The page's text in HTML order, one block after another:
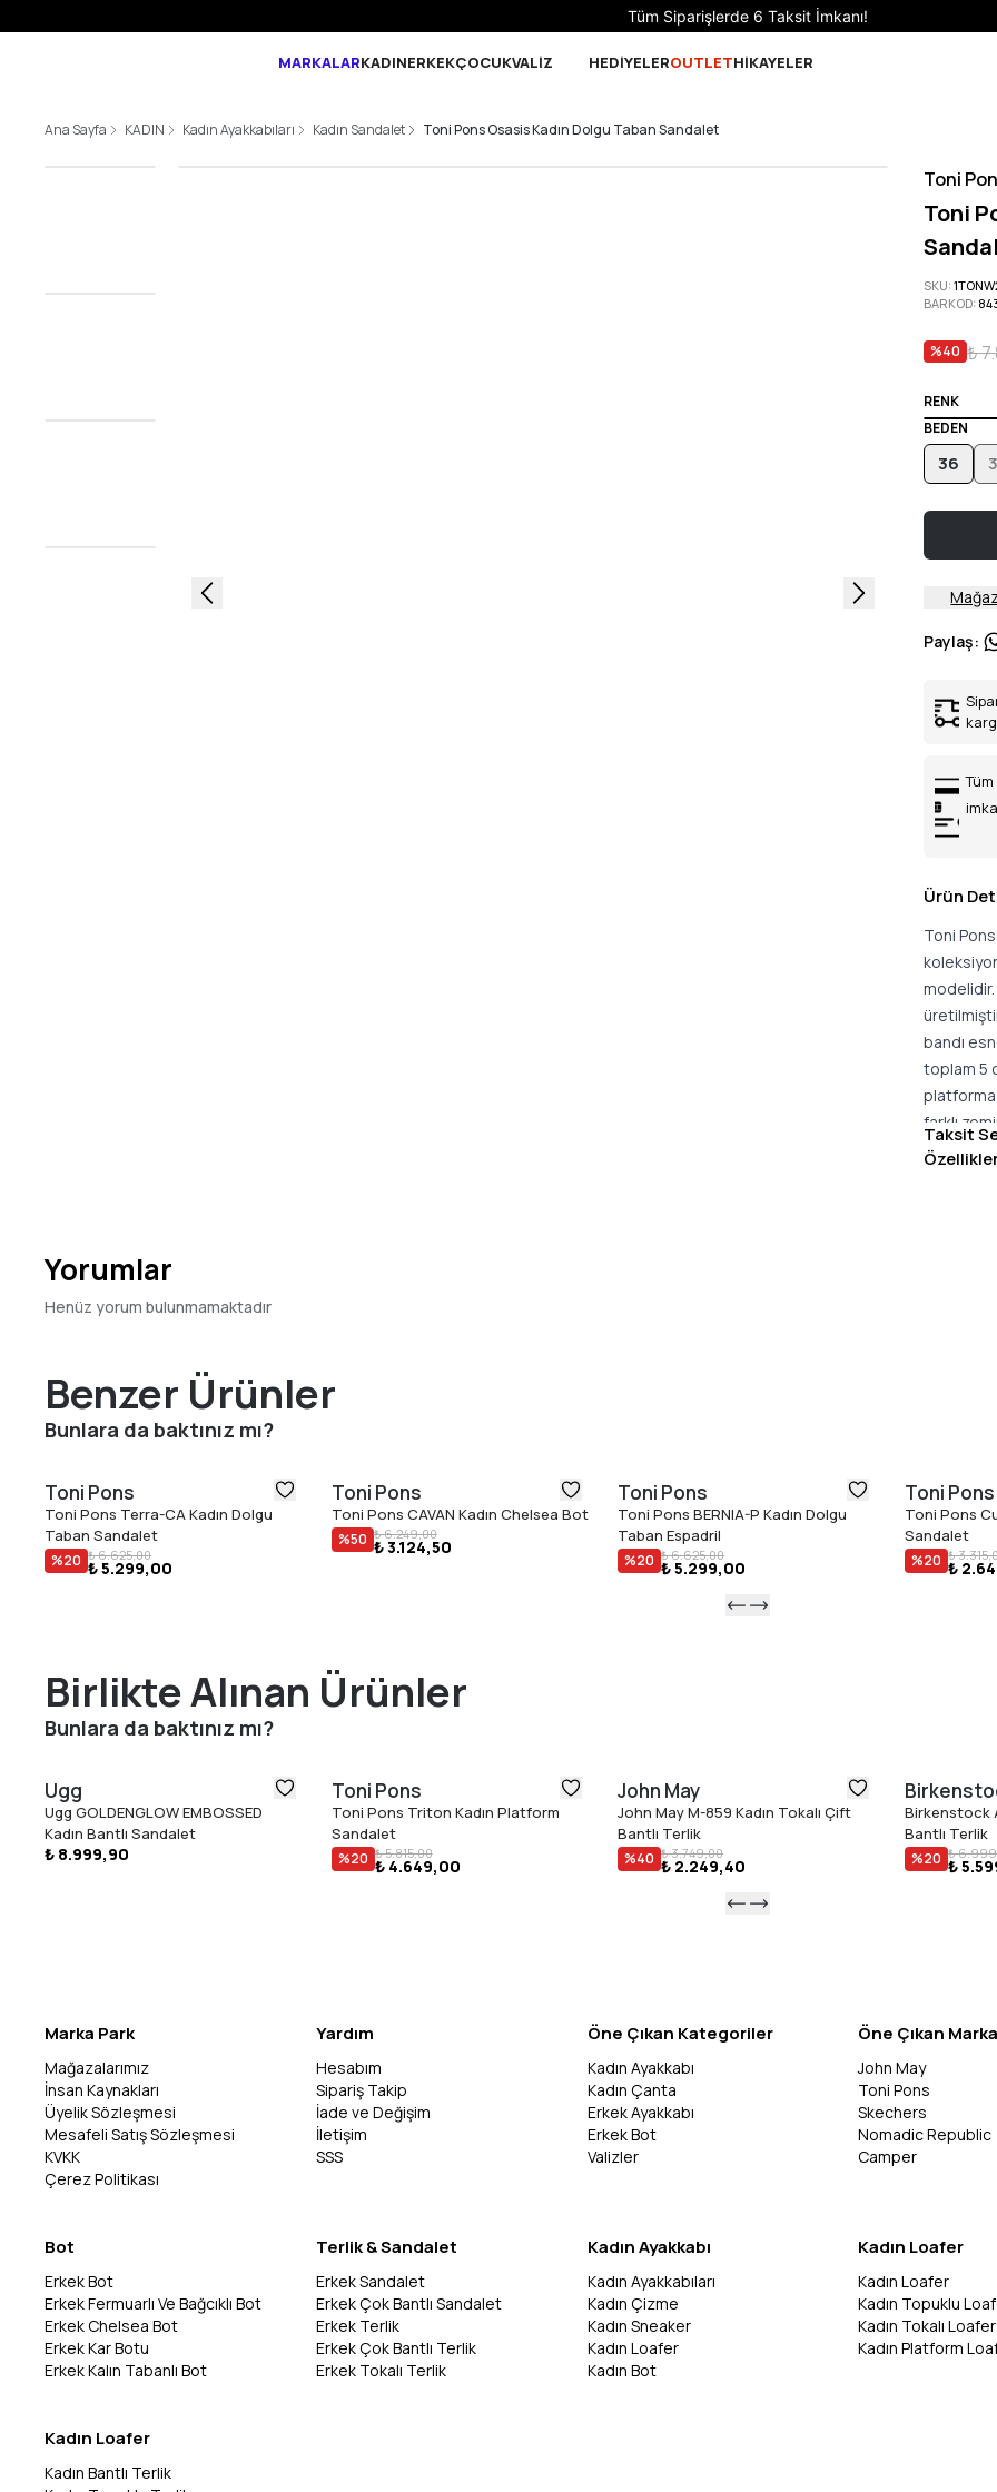
Sepette 10.000 ₺ ve üzeri Ücretsiz Kargo!
MARKALARKADINERKEKÇOCUKVALİZ HEDİYELEROUTLETHİKAYELER
Ana Sayfa KADIN Kadın Ayakkabıları Kadın Sandalet Toni Pons Osasis Kadın Dolgu Taban Sandalet
Toni
Toni
SKU:
BARKOD:
%40 ₺
RENK
BEDEN
36
Paylaş:
Ürün
Toni
bandı
toplam 5
platforma
farklı
gün boyu
olanı
arada
Dolgulu iç
Light &
Gerçek
Taksit
Yorumlar
Henüz yorum bulunmamaktadır
Benzer Ürünler
Bunlara da baktınız mı?
Toni Pons
Toni Pons Terra-CA Kadın Dolgu
Taban Sandalet
%20 ₺ 6.625,00
₺ 5.299,00
Toni Pons
Toni Pons CAVAN Kadın Chelsea Bot
%50 ₺ 6.249,00
₺ 3.124,50
Toni Pons
Toni Pons BERNIA-P Kadın Dolgu
Taban Espadril
%20 ₺ 6.625,00
₺ 5.299,00
Toni Pons
Toni Pons
Sandalet
%20 ₺
₺
Birlikte Alınan Ürünler
Bunlara da baktınız mı?
Ugg
Ugg GOLDENGLOW EMBOSSED
Kadın Bantlı Sandalet
₺ 8.999,90
Toni Pons
Toni Pons Triton Kadın Platform
Sandalet
%20 ₺ 5.815,00
₺ 4.649,00
John May
John May M-859 Kadın Tokalı Çift
Bantlı Terlik
%40 ₺ 3.749,00
₺ 2.249,40
Birkenstock
Bantlı Terlik
%20 ₺
₺
Marka Park
Mağazalarımız
İnsan Kaynakları
Üyelik Sözleşmesi
Mesafeli Satış Sözleşmesi
KVKK
Çerez Politikası
Yardım
Hesabım
Sipariş Takip
İade ve Değişim
İletişim
SSS
Öne Çıkan Kategoriler
Kadın Ayakkabı
Kadın Çanta
Erkek Ayakkabı
Erkek Bot
Valizler
Öne Çıkan
John May
Toni Pons
Skechers
Nomadic Republic
Camper
Bot
Erkek Bot
Erkek Fermuarlı Ve Bağcıklı Bot
Erkek Chelsea Bot
Erkek Kar Botu
Erkek Kalın Tabanlı Bot
Terlik & Sandalet
Erkek Sandalet
Erkek Çok Bantlı Sandalet
Erkek Terlik
Erkek Çok Bantlı Terlik
Erkek Tokalı Terlik
Kadın Ayakkabı
Kadın Ayakkabıları
Kadın Çizme
Kadın Sneaker
Kadın Loafer
Kadın Bot
Kadın Loafer
Kadın Loafer
Kadın Topuklu
Kadın Tokalı Loafer
Kadın Platform
Kadın Loafer
Kadın Bantlı Terlik